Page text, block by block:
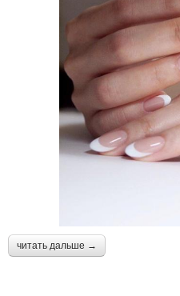
читать дальше →